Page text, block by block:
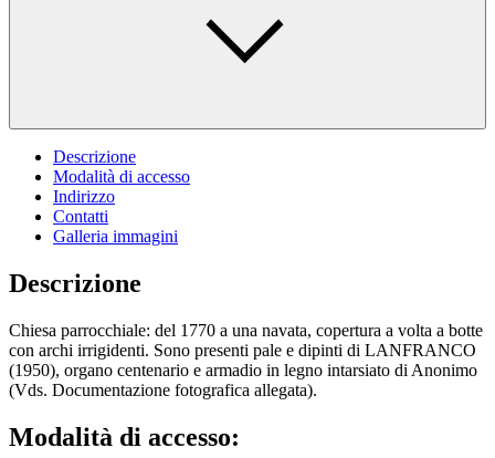
Descrizione
Modalità di accesso
Indirizzo
Contatti
Galleria immagini
Descrizione
Chiesa parrocchiale: del 1770 a una navata, copertura a volta a botte
con archi irrigidenti. Sono presenti pale e dipinti di LANFRANCO
(1950), organo centenario e armadio in legno intarsiato di Anonimo
(Vds. Documentazione fotografica allegata).
Modalità di accesso: